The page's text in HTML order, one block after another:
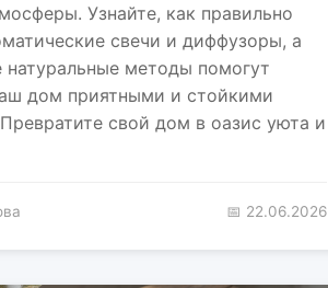
Узнайте, как правильно
свечи и диффузоры, а
натуральные методы помогут
дом приятными и стойкими
свой дом в оазис уюта и
📅 22.06.2026